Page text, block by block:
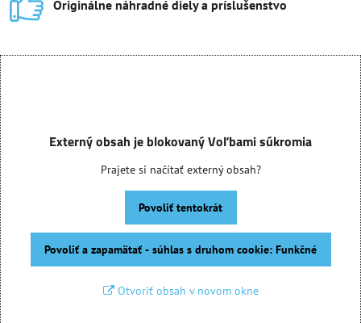
Originálne náhradné diely a príslušenstvo
Externý obsah je blokovaný Voľbami súkromia
Prajete si načítať externý obsah?
Povoliť tentokrát
Povoliť a zapamätať - súhlas s druhom cookie: Funkčné
Otvoriť obsah v novom okne